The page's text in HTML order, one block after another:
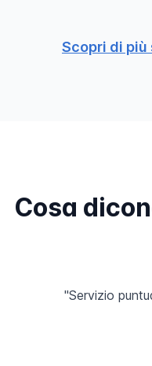
Scopri di
Cosa
"Servizio